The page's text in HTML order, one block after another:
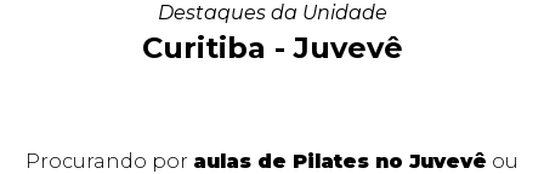
Destaques da Unidade
Curitiba - Juvevê
Procurando por aulas de Pilates no Juvevê ou